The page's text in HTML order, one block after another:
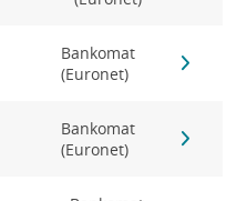
Bankomat
(Euronet)
Bankomat
(Euronet)